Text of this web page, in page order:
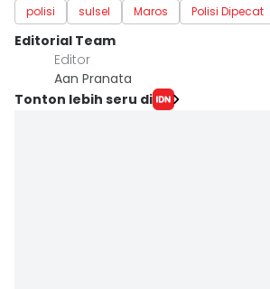
polisi sulsel Maros Polisi Dipecat
Editorial Team
Editor
Aan Pranata
Tonton lebih seru di